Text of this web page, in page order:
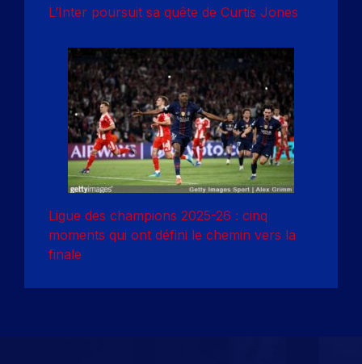
L’Inter poursuit sa quête de Curtis Jones
Ligue des champions 2025-26 : cinq
moments qui ont défini le chemin vers la
finale